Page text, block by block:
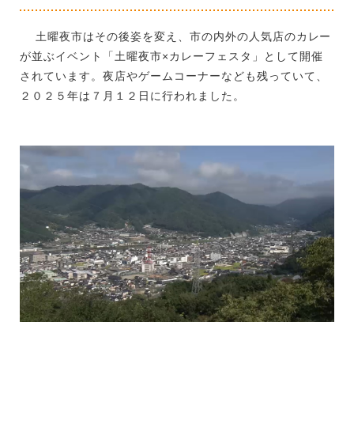
土曜夜市はその後姿を変え、市の内外の人気店のカレー
が並ぶイベント「土曜夜市×カレーフェスタ」として開催
されています。夜店やゲームコーナーなども残っていて、
２０２５年は７月１２日に行われました。